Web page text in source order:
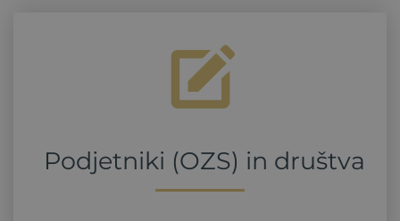
Podjetniki (OZS) in društva